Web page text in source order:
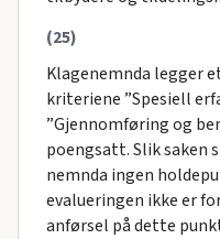
(25)
Klagenemnda legger
kriteriene ”Spesiell
”Gjennomføring og
poengsatt. Slik saken
nemnda ingen
evalueringen ikke er
anførsel på dette